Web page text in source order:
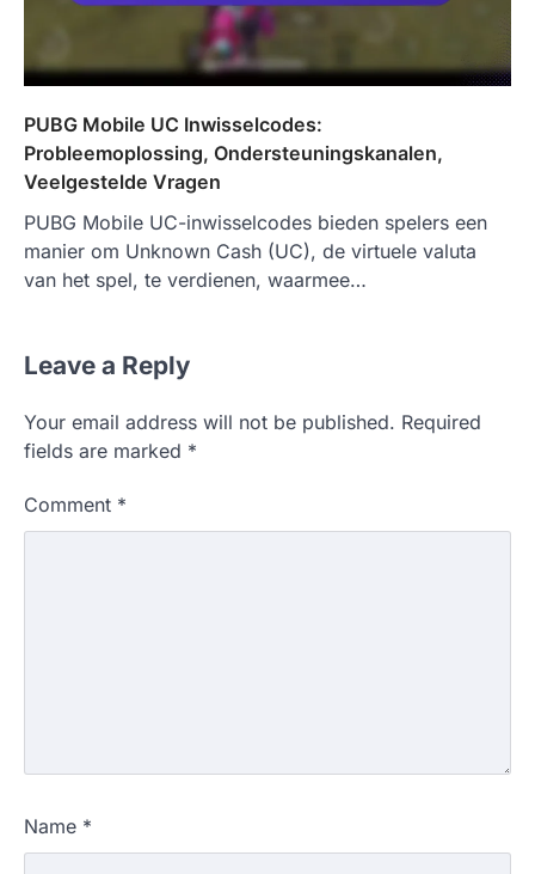
PUBG Mobile UC Inwisselcodes:
Probleemoplossing, Ondersteuningskanalen,
Veelgestelde Vragen
PUBG Mobile UC-inwisselcodes bieden spelers een
manier om Unknown Cash (UC), de virtuele valuta
van het spel, te verdienen, waarmee…
Leave a Reply
Your email address will not be published. Required
fields are marked *
Comment *
Name *